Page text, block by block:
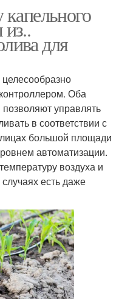
капельного
для
Оба
управлять
в соответствии с
большой площади
автоматизации.
воздуха и
есть даже